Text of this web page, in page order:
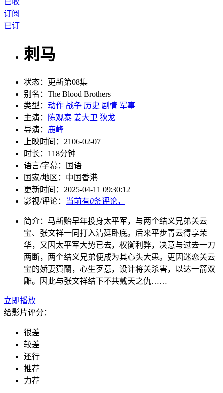
已收
订阅
已订
刺马
状态：
更新第08集
别名： The Blood Brothers
类型： 动作 战争 历史 剧情 军事
主演：
陈观泰 姜大卫 狄龙
导演： 鹿峰
上映时间： 2106-02-07
时长： 118分钟
语言/字幕：
国语
国家/地区： 中国香港
更新时间： 2025-04-11 09:30:12
影视/评论：
当前有0条评论，
简介： 马新贻早年投身太平军，与两个结义兄弟关云
宝、张文祥一同打入清廷卧底。后来平步青云得享荣
华，又因太平军大势已去，权衡利弊，决意与过去一刀
两断，两个结义兄弟便成为其心头大患。更因迷恋关云
宝的娇妻賀蘭，心生歹意，设计将关杀害，以达一箭双
雕。因此与张文祥结下不共戴天之仇……
立即播放
给影片评分：
很差
较差
还行
推荐
力荐